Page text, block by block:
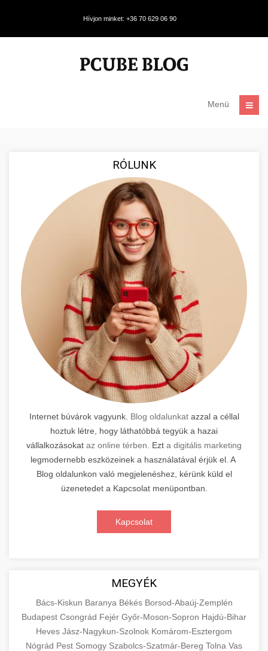
Hívjon minket: +36 70 629 06 90
Menü
RÓLUNK
Internet búvárok vagyunk. Blog oldalunkatazzal a céllal
hoztuk létre, hogy láthatóbbá tegyük a hazai
vállalkozásokat az online térben. Ezt a digitális marketing
legmodernebb eszközeinek a használatával érjük el. A
Blog oldalunkon való megjelenéshez, kérünk küld el
üzenetedet a Kapcsolat menüpontban.
Kapcsolat
MEGYÉK
Bács-Kiskun Baranya Békés Borsod-Abaúj-Zemplén
Budapest Csongrád Fejér Győr-Moson-Sopron Hajdú-Bihar
Heves Jász-Nagykun-Szolnok Komárom-Esztergom
Nógrád Pest Somogy Szabolcs-Szatmár-Bereg Tolna Vas